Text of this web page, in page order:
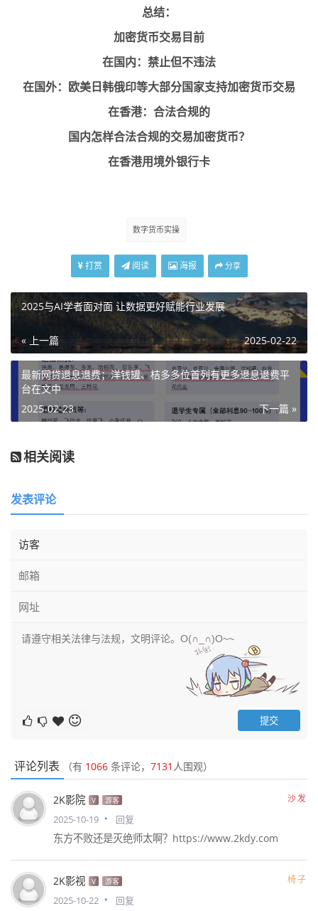
总结：
加密货币交易目前
在国内：禁止但不违法
在国外：欧美日韩俄印等大部分国家支持加密货币交易
在香港：合法合规的
国内怎样合法合规的交易加密货币？
在香港用境外银行卡
数字货币实操
打赏 阅读 海报 分享
2025与AI学者面对面 让数据更好赋能行业发展
« 上一篇 2025-02-22
最新网贷退息退费；洋钱罐、桔多多位首列有更多退息退费平
台在文中
下一篇 »
2025-02-23
相关阅读
发表评论
评论列表 （有 1066 条评论， 7131 人围观）
2K影院 V 游客 沙发
2025-10-19 回复
东方不败还是灭绝师太啊？https://www.2kdy.com
2K影视 V 游客 椅子
2025-10-22 回复